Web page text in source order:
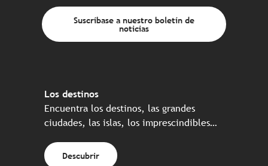
Suscríbase a nuestro boletín de
noticias
Los destinos
Encuentra los destinos, las grandes
ciudades, las islas, los imprescindibles…
Descubrir